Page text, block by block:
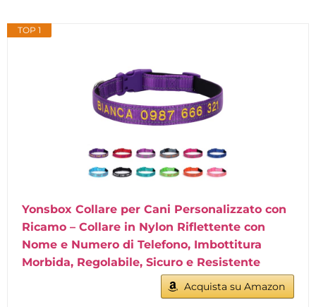
TOP 1
Yonsbox Collare per Cani Personalizzato con
Ricamo – Collare in Nylon Riflettente con
Nome e Numero di Telefono, Imbottitura
Morbida, Regolabile, Sicuro e Resistente
Acquista su Amazon